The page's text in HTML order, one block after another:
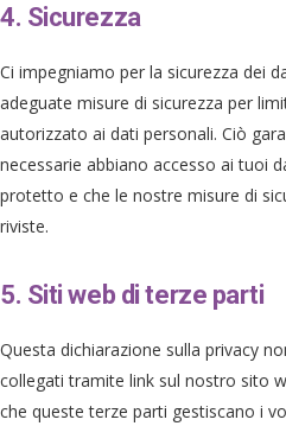
4. Sicurezza
Ci impegniamo per la sicurezza dei
adeguate misure di sicurezza per
autorizzato ai dati personali. Ciò
necessarie abbiano accesso ai tuoi
protetto e che le nostre misure di
riviste.
5. Siti web di terze parti
Questa dichiarazione sulla privacy
collegati tramite link sul nostro sito
che queste terze parti gestiscano i